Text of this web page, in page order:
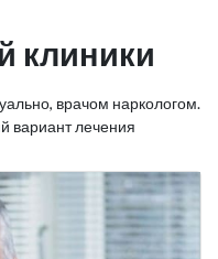
клиники
врачом наркологом.
вариант лечения